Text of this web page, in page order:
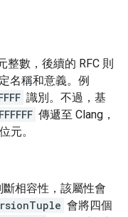
整數，後續的 RFC 則
名稱和意義。例
識別。不過，基
傳遞至 Clang，
元。
斷相容性，該屬性會
會將四個